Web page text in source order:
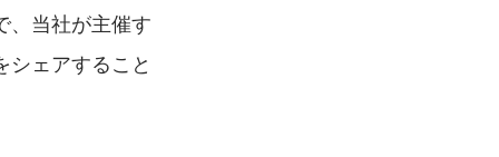
、当社が主催す
ェアすること